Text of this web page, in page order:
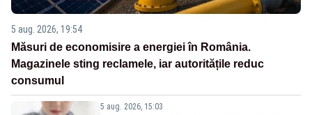
5 aug. 2026, 19:54
Măsuri de economisire a energiei în România.
Magazinele sting reclamele, iar autoritățile reduc
consumul
5 aug. 2026, 15:03